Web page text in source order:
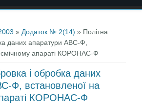
» Додаток № 2(14) » Політна
даних апаратури АВС-Ф,
апараті КОРОНАС-Ф
і обробка даних
Ф, встановленої на
КОРОНАС-Ф